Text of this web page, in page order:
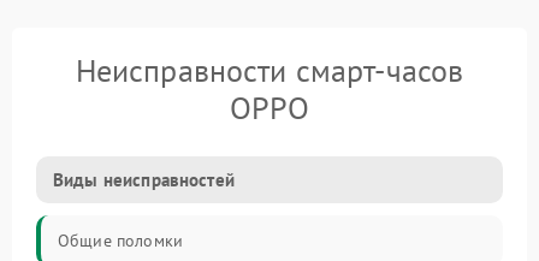
Неисправности смарт-часов
OPPO
Виды неисправностей
Общие поломки